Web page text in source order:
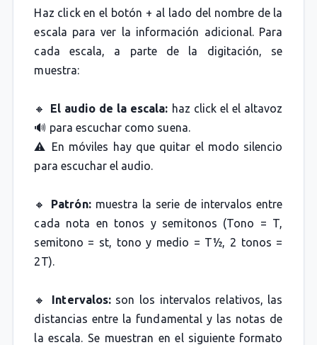
Haz click en el botón + al lado del nombre de la
escala para ver la información adicional. Para
cada escala, a parte de la digitación, se
muestra:
🔸 El audio de la escala: haz click el el altavoz
🔊 para escuchar como suena.
⚠️ En móviles hay que quitar el modo silencio
para escuchar el audio.
🔸 Patrón:muestra la serie de intervalos entre
cada nota en tonos y semitonos (Tono = T,
semitono = st, tono y medio = T½, 2 tonos =
2T).
🔸 Intervalos:son los intervalos relativos, las
distancias entre la fundamental y las notas de
la escala. Se muestran en el siguiente formato